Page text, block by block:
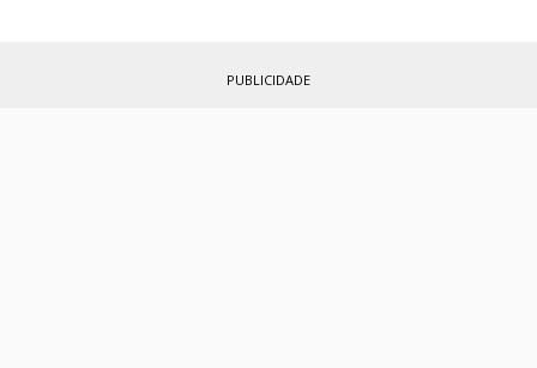
PUBLICIDADE